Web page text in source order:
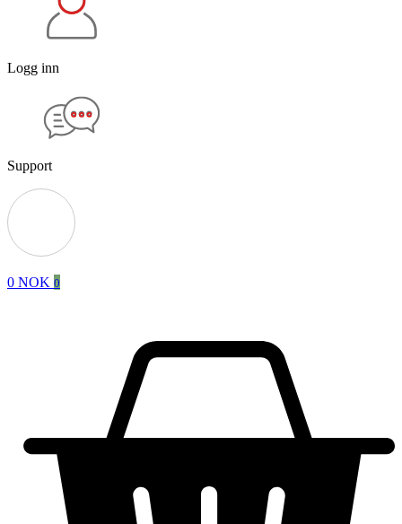
Logg inn
Support
0 NOK 0